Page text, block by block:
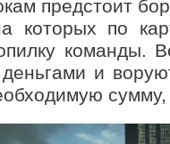
предстоит
которых по
команды.
и
сумму,